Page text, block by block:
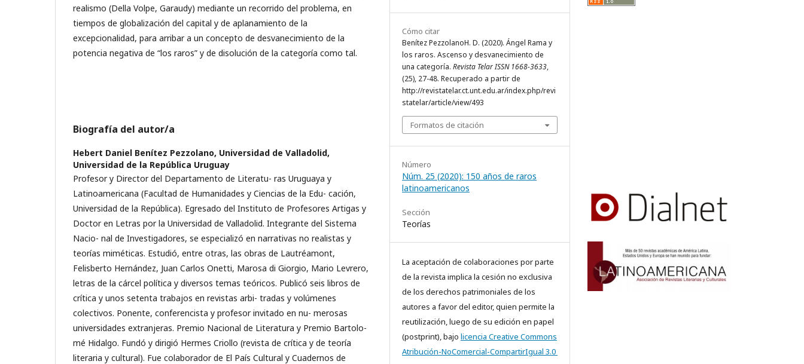
realismo (Della Volpe, Garaudy) mediante un recorrido del problema, en
tiempos de globalización del capital y de aplanamiento de la
excepcionalidad, para arribar a un concepto de desvanecimiento de la
potencia negativa de “los raros” y de disolución de la categoría como tal.
Biografía del autor/a
Hebert Daniel Benítez Pezzolano, Universidad de Valladolid,
Universidad de la República Uruguay
Profesor y Director del Departamento de Literatu- ras Uruguaya y
Latinoamericana (Facultad de Humanidades y Ciencias de la Edu- cación,
Universidad de la República). Egresado del Instituto de Profesores Artigas y
Doctor en Letras por la Universidad de Valladolid. Integrante del Sistema
Nacio- nal de Investigadores, se especializó en narrativas no realistas y
teorías miméticas. Estudió, entre otras, las obras de Lautréamont,
Felisberto Hernández, Juan Carlos Onetti, Marosa di Giorgio, Mario Levrero,
letras de la cárcel política y diversos temas teóricos. Publicó seis libros de
crítica y unos setenta trabajos en revistas arbi- tradas y volúmenes
colectivos. Ponente, conferencista y profesor invitado en nu- merosas
universidades extranjeras. Premio Nacional de Literatura y Premio Bartolo-
mé Hidalgo. Fundó y dirigió Hermes Criollo (revista de crítica y de teoría
literaria y cultural). Fue colaborador de El País Cultural y Cuadernos de
Cómo citar
Benítez PezzolanoH. D. (2020). Ángel Rama y
los raros. Ascenso y desvanecimiento de
una categoría. Revista Telar ISSN 1668-3633,
(25), 27-48. Recuperado a partir de
http://revistatelar.ct.unt.edu.ar/index.php/revi
statelar/article/view/493
Formatos de citación
Número
Núm. 25 (2020): 150 años de raros
latinoamericanos
Sección
Teorías
La aceptación de colaboraciones por parte
de la revista implica la cesión no exclusiva
de los derechos patrimoniales de los
autores a favor del editor, quien permite la
reutilización, luego de su edición en papel
(postprint), bajo licencia Creative Commons
Atribución-NoComercial-CompartirIgual 3.0